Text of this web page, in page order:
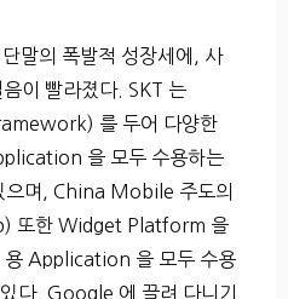
말의 폭발적 성장세에, 사
이 빨라졌다. SKT 는
를 두어 다양한
을 모두 수용하는
으며, China Mobile 주도의
또한 Widget Platform 을
Application 을 모두 수용
다. Google 에 끌려 다니기